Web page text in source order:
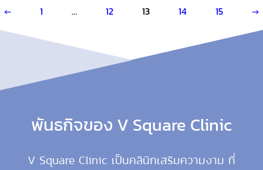
pagination
← 1 … 12 13 14 15 →
พันธกิจของ V Square Clinic
V Square Clinic เป็นคลินิกเสริมความงาม ที่